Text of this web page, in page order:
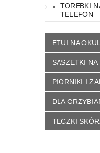
TOREBKI
TELEFON
ETUI NA
SASZETKI
PIORNIKI I
DLA
TECZKI